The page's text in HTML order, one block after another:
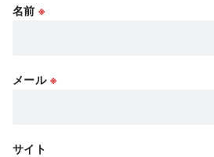
名前※
メール ※
サイト